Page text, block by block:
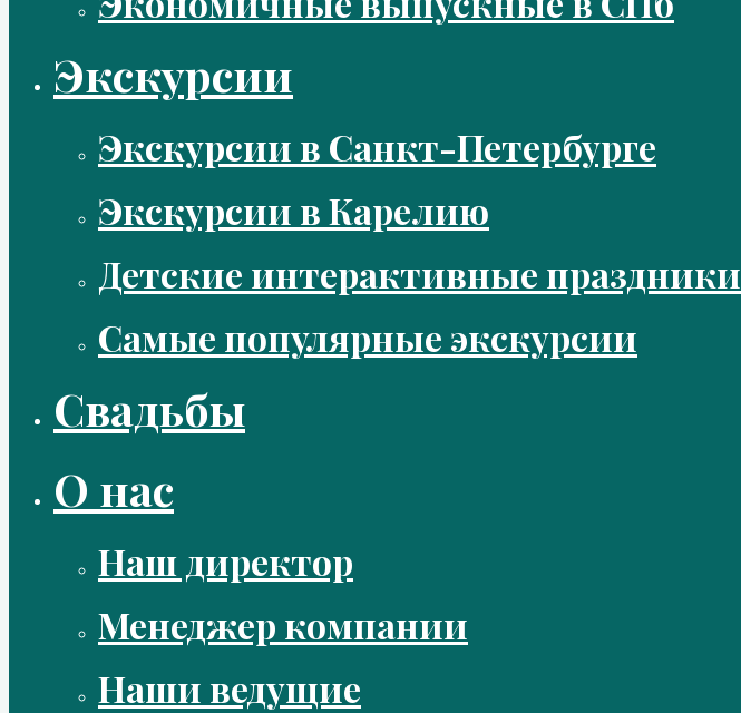
Экскурсии
Экскурсии в Санкт-Петербурге
Экскурсии в Карелию
Детские интерактивные праздники
Самые популярные экскурсии
Свадьбы
О нас
Наш директор
Менеджер компании
Наши ведущие